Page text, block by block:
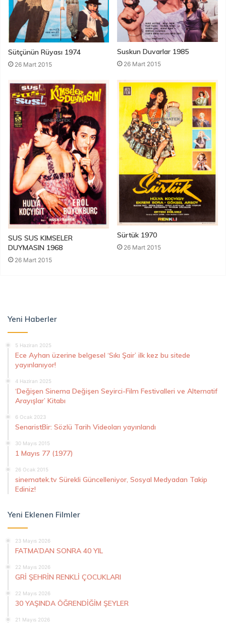
Sütçünün Rüyası 1974
26 Mart 2015
Suskun Duvarlar 1985
26 Mart 2015
SUS SUS KIMSELER
DUYMASIN 1968
26 Mart 2015
Sürtük 1970
26 Mart 2015
Yeni Haberler
5 Haziran 2025
Ece Ayhan üzerine belgesel ‘Sıkı Şair’ ilk kez bu sitede
yayınlanıyor!
4 Haziran 2025
‘Değişen Sinema Değişen Seyirci-Film Festivalleri ve Alternatif
Arayışlar’ Kitabı
6 Ocak 2023
SenaristBir: Sözlü Tarih Videoları yayınlandı
30 Mayıs 2015
1 Mayıs 77 (1977)
26 Ocak 2015
sinematek.tv Sürekli Güncelleniyor, Sosyal Medyadan Takip
Ediniz!
Yeni Eklenen Filmler
23 Mayıs 2026
FATMA’DAN SONRA 40 YIL
22 Mayıs 2026
GRİ ŞEHRİN RENKLİ ÇOCUKLARI
22 Mayıs 2026
30 YAŞINDA ÖĞRENDİĞİM ŞEYLER
21 Mayıs 2026